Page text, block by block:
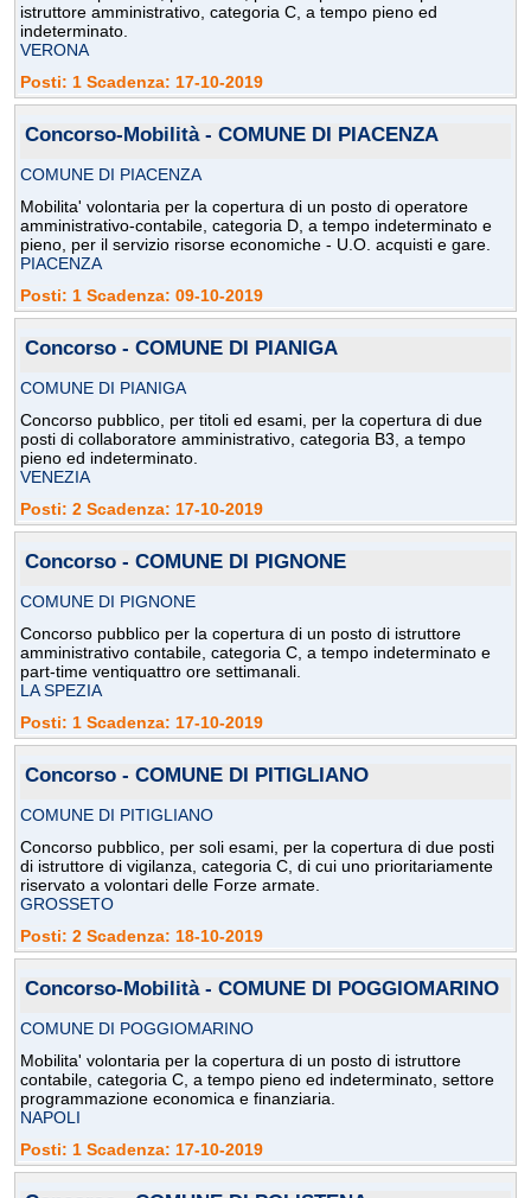
istruttore amministrativo, categoria C, a tempo pieno ed
indeterminato.
VERONA
Posti: 1 Scadenza: 17-10-2019
Concorso-Mobilità - COMUNE DI PIACENZA
COMUNE DI PIACENZA
Mobilita' volontaria per la copertura di un posto di operatore
amministrativo-contabile, categoria D, a tempo indeterminato e
pieno, per il servizio risorse economiche - U.O. acquisti e gare.
PIACENZA
Posti: 1 Scadenza: 09-10-2019
Concorso - COMUNE DI PIANIGA
COMUNE DI PIANIGA
Concorso pubblico, per titoli ed esami, per la copertura di due
posti di collaboratore amministrativo, categoria B3, a tempo
pieno ed indeterminato.
VENEZIA
Posti: 2 Scadenza: 17-10-2019
Concorso - COMUNE DI PIGNONE
COMUNE DI PIGNONE
Concorso pubblico per la copertura di un posto di istruttore
amministrativo contabile, categoria C, a tempo indeterminato e
part-time ventiquattro ore settimanali.
LA SPEZIA
Posti: 1 Scadenza: 17-10-2019
Concorso - COMUNE DI PITIGLIANO
COMUNE DI PITIGLIANO
Concorso pubblico, per soli esami, per la copertura di due posti
di istruttore di vigilanza, categoria C, di cui uno prioritariamente
riservato a volontari delle Forze armate.
GROSSETO
Posti: 2 Scadenza: 18-10-2019
Concorso-Mobilità - COMUNE DI POGGIOMARINO
COMUNE DI POGGIOMARINO
Mobilita' volontaria per la copertura di un posto di istruttore
contabile, categoria C, a tempo pieno ed indeterminato, settore
programmazione economica e finanziaria.
NAPOLI
Posti: 1 Scadenza: 17-10-2019